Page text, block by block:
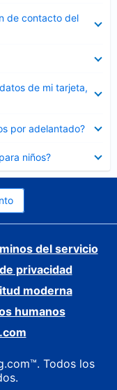
de contacto del
de mi tarjeta,
por adelantado?
niños?
del servicio
privacidad
moderna
humanos
Todos los